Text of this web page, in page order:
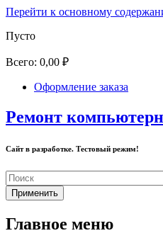
Перейти к основному
Пусто
Всего: 0,00 ₽
Оформление заказа
Ремонт
Сайт в разработке. Тестовый режим!
Главное меню